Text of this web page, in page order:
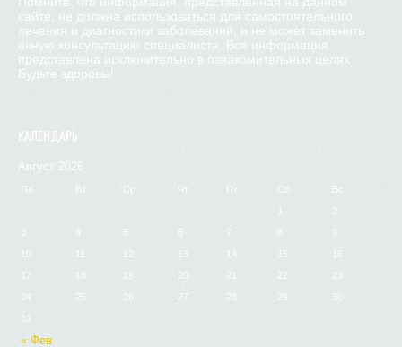
сайте, не должна использоваться для самостоятельного
лечения и диагностики заболеваний, и не может заменить
очную консультацию специалиста. Вся информация
представлена исключительно в ознакомительных целях.
Будьте здоровы!
КАЛЕНДАРЬ
Август 2026
Пн Вт Ср Чт Пт Сб Вс
« Фев
2
3
5 6 7 8
9
10
12 13 15
16
17
18 20 21 22
23
24
25 26 27 28 29
30
31